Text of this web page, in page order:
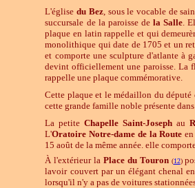
L'église du Bez, sous le vocable de
succursale de la paroisse de la Salle.
plaque en latin rappelle et qui
monolithique qui date de 1705 et un
et comporte une sculpture d'atlante à
devint officiellement une paroisse. La
rappelle une plaque commémorative.
Cette plaque et le médaillon du
cette grande famille noble présente
La petiteChapelle Saint-Joseph au
L'Oratoire Notre-dame de la Route
15 août de la même année. elle
À l'extérieur laPlace du Touron (12)
lavoir couvert par un élégant chenal
lorsqu'il n'y a pas de voitures